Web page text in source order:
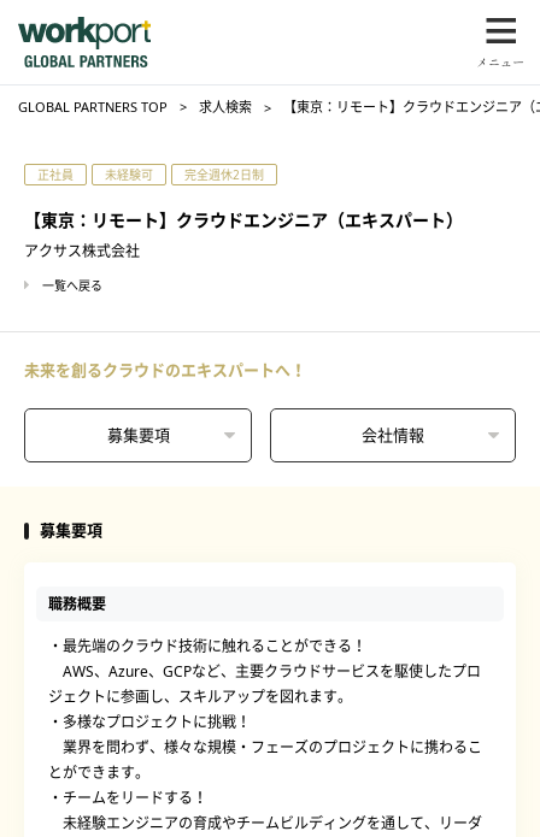
GLOBAL PARTNERS TOP 求人検索 【東京：リモート】クラウドエンジニア
正社員 未経験可 完全週休2日制
【東京：リモート】クラウドエンジニア（エキスパート）
アクサス株式会社
一覧へ戻る
未来を創るクラウドのエキスパートへ！
募集要項 会社情報
募集要項
職務概要
・最先端のクラウド技術に触れることができる！
AWS、Azure、GCPなど、主要クラウドサービスを駆使したプロ
ジェクトに参画し、スキルアップを図れます。
・多様なプロジェクトに挑戦！
業界を問わず、様々な規模・フェーズのプロジェクトに携わるこ
とができます。
・チームをリードする！
未経験エンジニアの育成やチームビルディングを通して、リーダ